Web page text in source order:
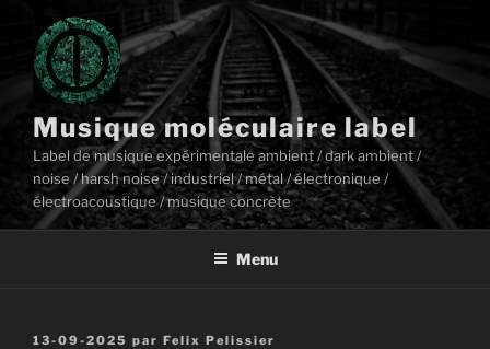
contenu
principal
Musique moléculaire label
Label de musique expérimentale ambient / dark ambient /
noise / harsh noise / industriel / métal / électronique /
électroacoustique / musique concrète
Menu
Publié
13-09-2025 par Felix Pelissier